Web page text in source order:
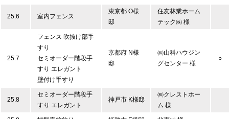
25.6 室内フェンス
東京都 O様
邸
住友林業ホーム
テック㈱ 様
25.7
フェンス 吹抜け部手
すり
セミオーダー階段手
すり エレガント
壁付け手すり
京都府 N様
邸
㈱山科ハウジン
グセンター 様
○
25.8
セミオーダー階段手
すり エレガント
神戸市 K様邸
㈱クレストホー
ム 様